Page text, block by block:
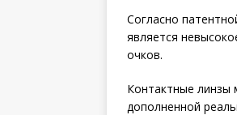
Согласно
является
очков.
Контактные линзы
дополненной